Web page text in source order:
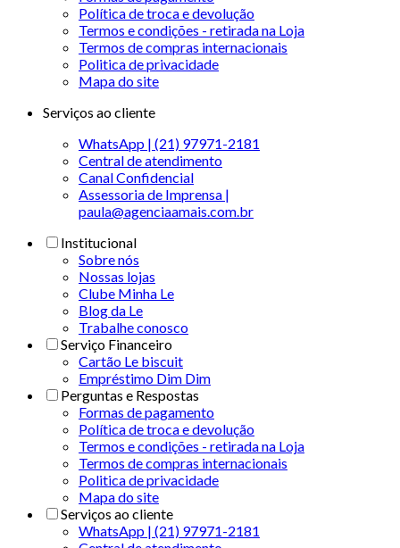
Política de troca e devolução
Termos e condições - retirada na Loja
Termos de compras internacionais
Politica de privacidade
Mapa do site
Serviços ao cliente
WhatsApp | (21) 97971-2181
Central de atendimento
Canal Confidencial
Assessoria de Imprensa |
paula@agenciaamais.com.br
Institucional
Sobre nós
Nossas lojas
Clube Minha Le
Blog da Le
Trabalhe conosco
Serviço Financeiro
Cartão Le biscuit
Empréstimo Dim Dim
Perguntas e Respostas
Formas de pagamento
Política de troca e devolução
Termos e condições - retirada na Loja
Termos de compras internacionais
Politica de privacidade
Mapa do site
Serviços ao cliente
WhatsApp | (21) 97971-2181